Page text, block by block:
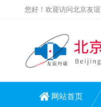
您好！欢迎访问北京友
网站首页